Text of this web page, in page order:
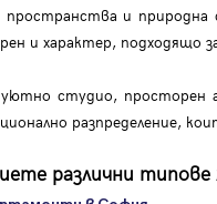
и
и характер, подходящо
студио, просторен
разпределение,
различни